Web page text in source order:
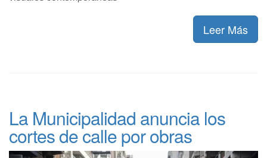
Leer Más
La Municipalidad anuncia los
cortes de calle por obras